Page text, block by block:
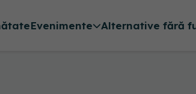
Evenimente Alternative fără